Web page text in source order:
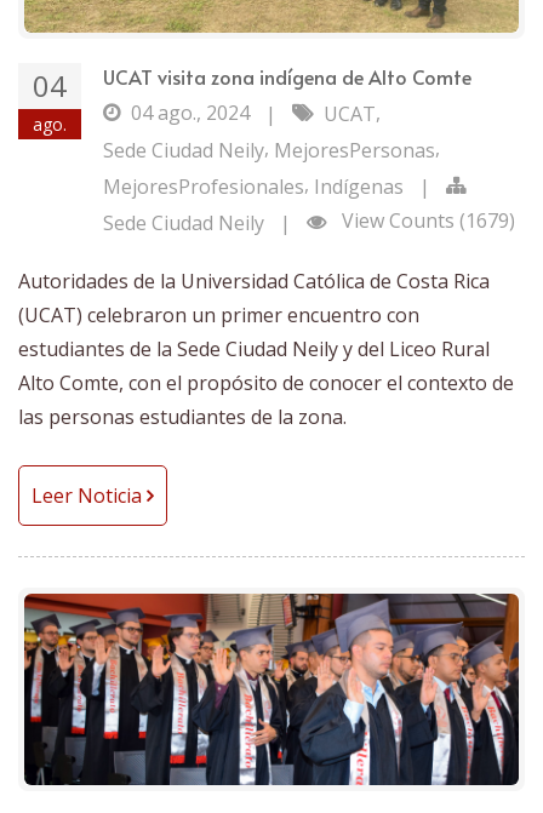
04
ago.
UCAT visita zona indígena de Alto Comte
04 ago., 2024
| UCAT,
Sede Ciudad Neily, MejoresPersonas,
MejoresProfesionales, Indígenas
|
Sede Ciudad Neily
| View Counts (1679)
Autoridades de la Universidad Católica de Costa Rica
(UCAT) celebraron un primer encuentro con
estudiantes de la Sede Ciudad Neily y del Liceo Rural
Alto Comte, con el propósito de conocer el contexto de
las personas estudiantes de la zona.
Leer Noticia